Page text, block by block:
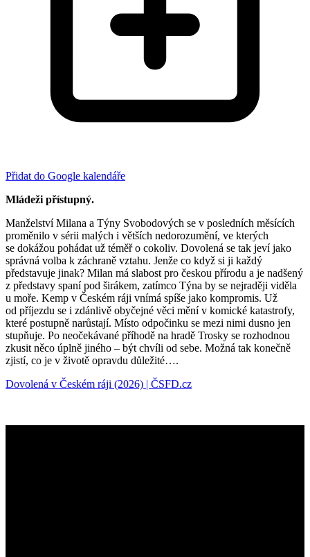
Přidat do Google kalendáře
Mládeži přístupný.
Manželství Milana a Týny Svobodových se v posledních měsících
proměnilo v sérii malých i větších nedorozumění, ve kterých
se dokážou pohádat už téměř o cokoliv. Dovolená se tak jeví jako
správná volba k záchraně vztahu. Jenže co když si ji každý
představuje jinak? Milan má slabost pro českou přírodu a je nadšený
z představy spaní pod širákem, zatímco Týna by se nejraději viděla
u moře. Kemp v Českém ráji vnímá spíše jako kompromis. Už
od příjezdu se i zdánlivě obyčejné věci mění v komické katastrofy,
které postupně narůstají. Místo odpočinku se mezi nimi dusno jen
stupňuje. Po neočekávané příhodě na hradě Trosky se rozhodnou
zkusit něco úplně jiného – být chvíli od sebe. Možná tak konečně
zjistí, co je v životě opravdu důležité….
Dovolená v Českém ráji (2026) | ČSFD.cz